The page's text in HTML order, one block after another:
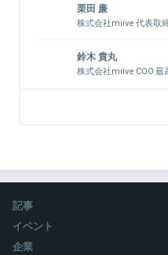
栗田 廉
株式会社miive 代表取
ら、2020年に株式会社miive
代の福利厚生プラットフォー
鈴木 貴丸
株式会社miive COO 最
ールディングスに入社。新
関連情報をみる
記事
イベント
企業